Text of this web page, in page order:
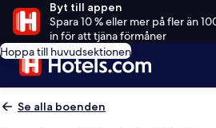
Byt till appen
Spara 10 % eller mer på fler än
in för att tjäna förmåner
Hoppa till huvudsektionen
Se alla boenden